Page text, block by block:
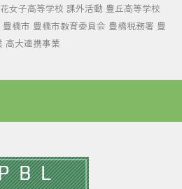
女子高等学校 課外活動 豊丘高等学校
豊橋市 豊橋市教育委員会 豊橋税務署 豊
高大連携事業